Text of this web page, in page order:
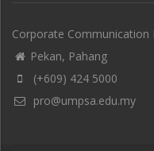
Corporate Communication
Pekan, Pahang
(+609) 424 5000
pro@umpsa.edu.my